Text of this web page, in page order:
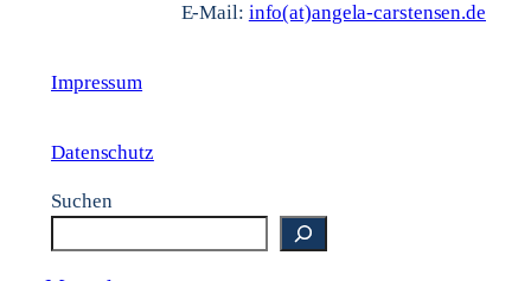
E-Mail: info(at)angela-carstensen.de
Impressum
Datenschutz
Suchen